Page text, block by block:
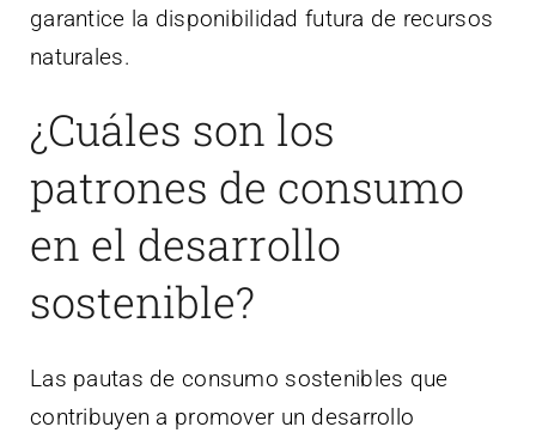
garantice la disponibilidad futura de recursos
naturales.
¿Cuáles son los
patrones de consumo
en el desarrollo
sostenible?
Las pautas de consumo sostenibles que
contribuyen a promover un desarrollo